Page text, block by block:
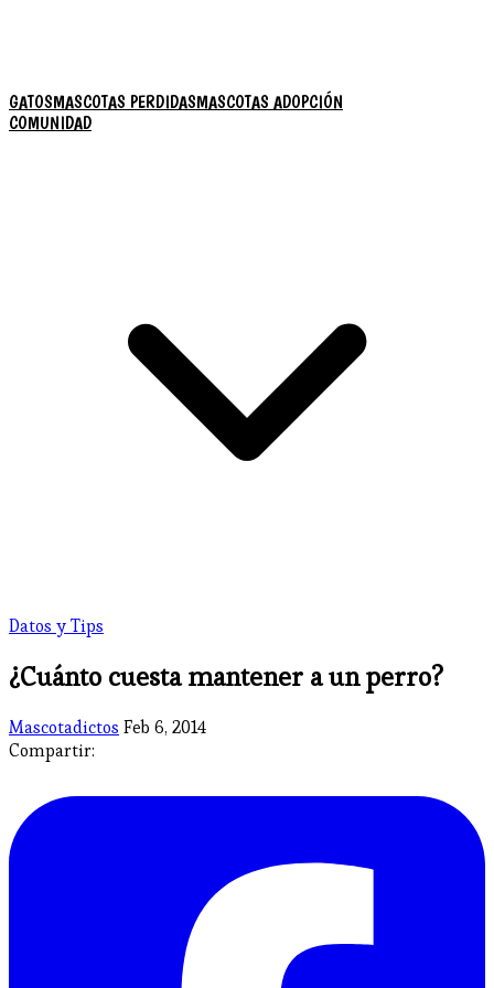
GATOSMASCOTAS PERDIDASMASCOTAS ADOPCIÓN
COMUNIDAD
Datos y Tips
¿Cuánto cuesta mantener a un perro?
Mascotadictos Feb 6, 2014
Compartir: